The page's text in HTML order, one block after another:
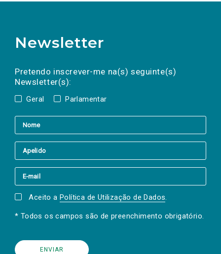
Newsletter
Pretendo inscrever-me na(s) seguinte(s)
Newsletter(s):
Geral Parlamentar
a(s) newsletter(s).
mail
Aceito a Política de Utilização de Dados.
* Todos os campos são de preenchimento obrigatório.